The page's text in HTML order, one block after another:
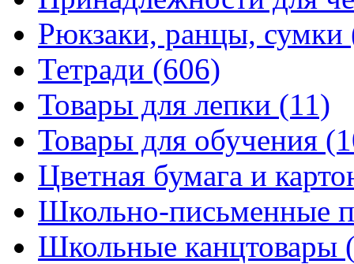
Рюкзаки, ранцы, сумки
Тетради (606)
Товары для лепки (11)
Товары для обучения
Цветная бумага и
Школьно-письменные
Школьные канцтовары